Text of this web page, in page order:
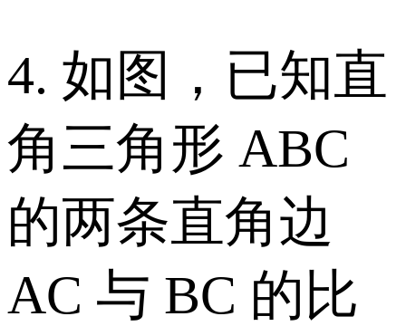
4. 如图，已知直
角三角形 ABC
的两条直角边
AC 与 BC 的比